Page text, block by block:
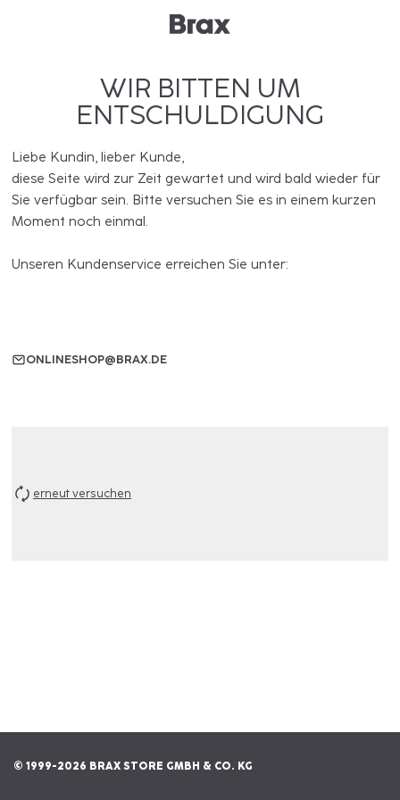
WIR BITTEN UM
ENTSCHULDIGUNG
Liebe Kundin, lieber Kunde,
diese Seite wird zur Zeit gewartet und wird bald wieder für
Sie verfügbar sein. Bitte versuchen Sie es in einem kurzen
Moment noch einmal.
Unseren Kundenservice erreichen Sie unter:
ONLINESHOP@BRAX.DE
erneut versuchen
© 1999-2026 BRAX STORE GMBH & CO. KG